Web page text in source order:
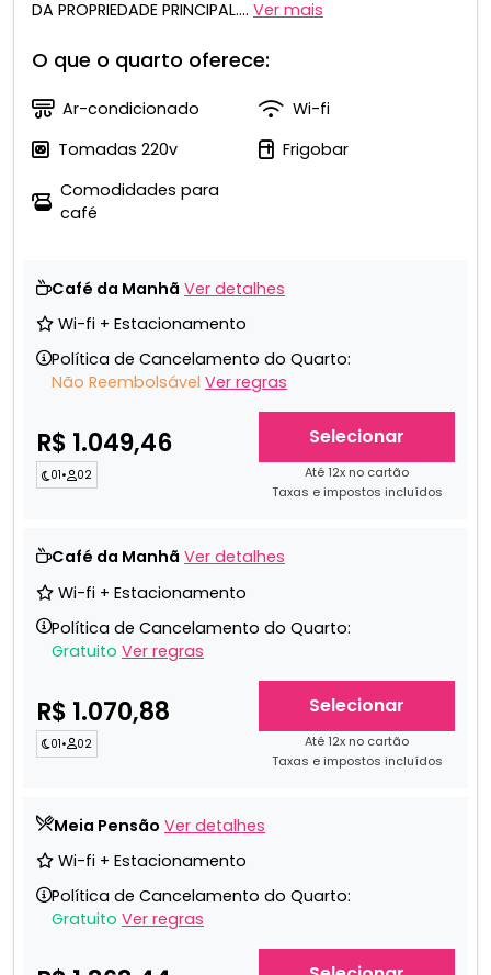
DA PROPRIEDADE PRINCIPAL.... Ver mais
O que o quarto oferece:
Ar-condicionado
Wi-fi
Tomadas 220v
Frigobar
Comodidades para
café
Café da Manhã Ver detalhes
Wi-fi + Estacionamento
Política de Cancelamento do Quarto:
Não Reembolsável Ver regras
R$ 1.049,46
01• 02
Selecionar
Até 12x no cartão
Taxas e impostos incluídos
Café da Manhã Ver detalhes
Wi-fi + Estacionamento
Política de Cancelamento do Quarto:
Gratuito Ver regras
R$ 1.070,88
01• 02
Selecionar
Até 12x no cartão
Taxas e impostos incluídos
Meia Pensão Ver detalhes
Wi-fi + Estacionamento
Política de Cancelamento do Quarto:
Gratuito Ver regras